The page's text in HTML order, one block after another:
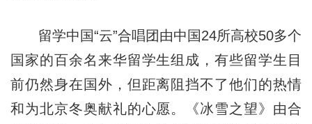
留学中国“云”合唱团由中国24所高校50多个
国家的百余名来华留学生组成，有些留学生目
前仍然身在国外，但距离阻挡不了他们的热情
和为北京冬奥献礼的心愿。《冰雪之望》由合